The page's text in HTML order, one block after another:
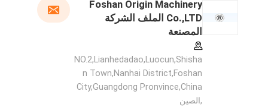
Foshan Origin Machinery
Co.,LTD الملف الشركة
المصنعة
NO.2,Lianhedadao,Luocun,Shisha
n Town,Nanhai District,Foshan
City,Guangdong Pronvince,China
,الصين